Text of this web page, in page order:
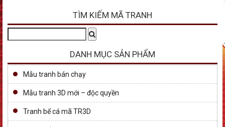
TÌM KIẾM MÃ TRANH
DANH MỤC SẢN PHẨM
Mẫu tranh bán chạy
Mẫu tranh 3D mới – độc quyền
Tranh bể cá mã TR3D